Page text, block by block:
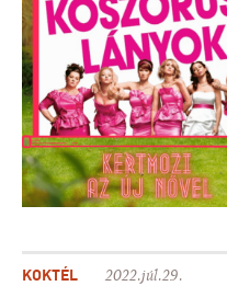
KOKTÉL 2022.júl.29.